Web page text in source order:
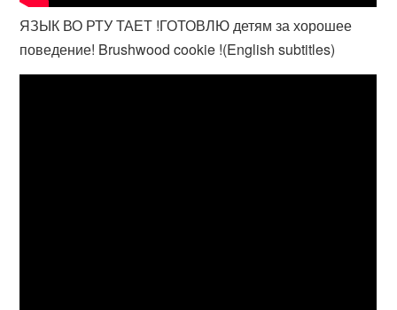
ЯЗЫК ВО РТУ ТАЕТ !ГОТОВЛЮ детям за хорошее
поведение! Brushwood cookie !(English subtitles)